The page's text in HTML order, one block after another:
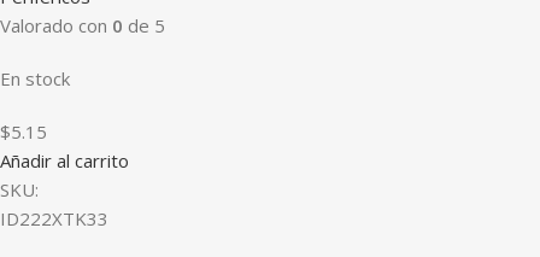
Valorado con 0 de 5
En stock
$5.15
Añadir al carrito
SKU:
ID222XTK33